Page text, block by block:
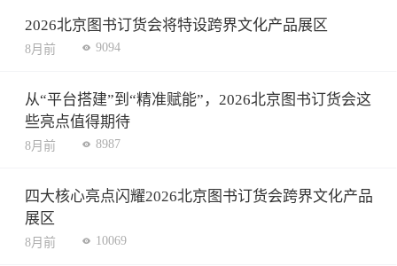
2026北京图书订货会将特设跨界文化产品展区
8月前 9094
从“平台搭建”到“精准赋能”，2026北京图书订货会这
些亮点值得期待
8月前 8987
四大核心亮点闪耀2026北京图书订货会跨界文化产品
展区
8月前 10069